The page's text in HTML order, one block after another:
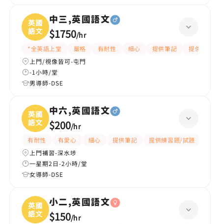
英國
語文
中三,英國語文
$1750/hr
*全英語上堂 嚴格 有耐性 細心 提供筆記
提供練習
上門/視像皆可-屯門
-1小時/堂
男導師-DSE
英國
語文
中六,英國語文
$200/hr
有耐性 有愛心 細心 提供筆記 提供練習題/試題
上門補習-深水埗
一星期2日-2小時/堂
女導師-DSE
英國
語文
小二,英國語文
$150/hr